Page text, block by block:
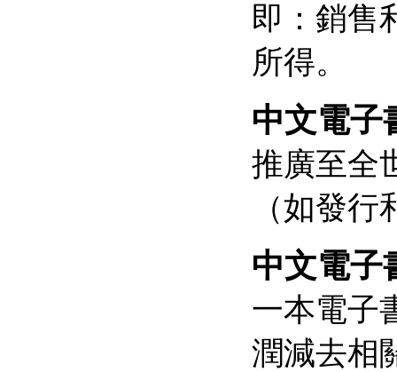
即：銷售
所得。
中文電子
推廣至全
（如發
中文電子
一本電子
潤減去相